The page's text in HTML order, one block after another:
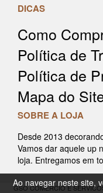
DICAS
Como
Política de
Política de
Mapa do
SOBRE A LOJA
Desde 2013
Vamos dar aquele up
loja. Entregamos em
GSO COMERCIO E
Ao navegar neste site,